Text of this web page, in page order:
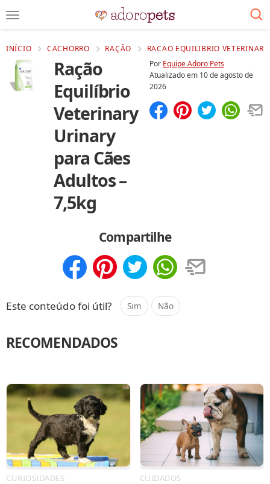
INÍCIO CACHORRO RAÇÃO RACAO EQUILIBRIO
Ração
Equilíbrio
Veterinary
Urinary
para Cães
Adultos –
7,5kg
Por Equipe Adoro Pets
Atualizado em 10 de agosto de
2026
Compartilhe
Este conteúdo foi útil? Sim Não
RECOMENDADOS
CURIOSIDADES CUIDADOS